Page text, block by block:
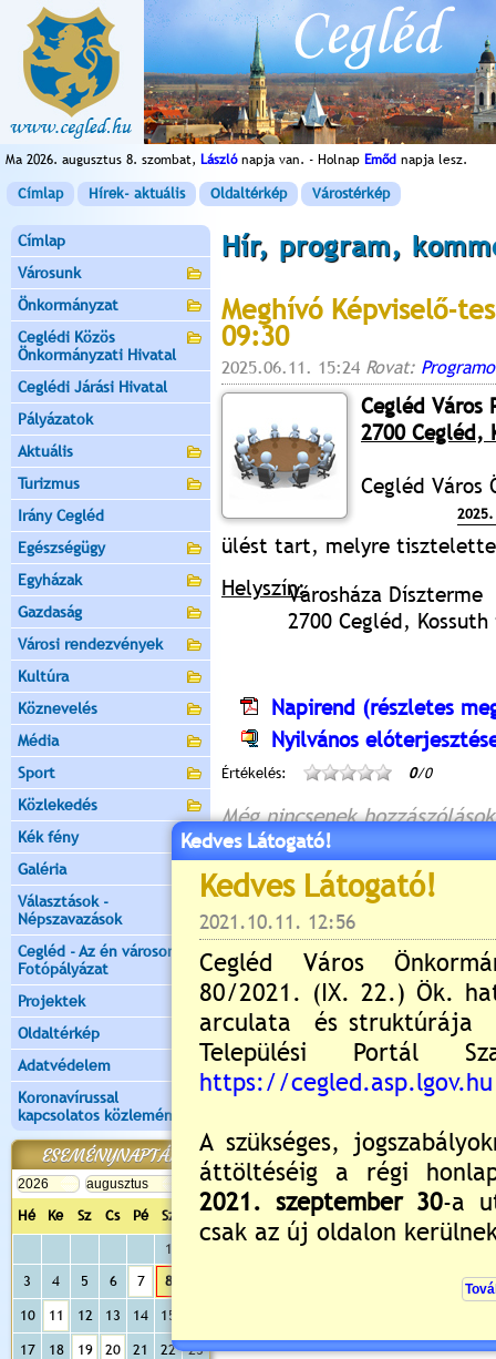
Ma 2026. augusztus 8. szombat, Lászlónapja van. - Holnap Emőd napja lesz.
Címlap Hírek- aktuális Oldaltérkép Várostérkép
Címlap
Városunk
Önkormányzat
Ceglédi Közös
Önkormányzati Hivatal
Ceglédi Járási Hivatal
Pályázatok
Aktuális
Turizmus
Irány Cegléd
Egészségügy
Egyházak
Gazdaság
Városi rendezvények
Kultúra
Köznevelés
Média
Sport
Közlekedés
Kék fény
Galéria
Választások -
Népszavazások
Cegléd - Az én városom -
Fotópályázat
Projektek
Oldaltérkép
Adatvédelem
Koronavírussal
kapcsolatos közlemények
ESEMÉNYNAPTÁR
Hé Ke Sz Cs Pé Sz
Va
1
3
4 5 6 7 8
10 11 12 13 14 15
17 18 19 20 21 22
23
Hír, program,
Meghívó Képviselő-
09:30
2025.06.11. 15:24 Rovat:
Cegléd Város
2700 Cegléd,
Cegléd Város
ülést tart, melyre
Helyszín:Városháza Díszterme
2700 Cegléd,
Napirend (részletes
Nyilvános
Értékelés: 0/0
Még nincsenek hozzászólások
Új hozzászólás:
Kérjük jelentkezzen be,
Kedves Látogató!